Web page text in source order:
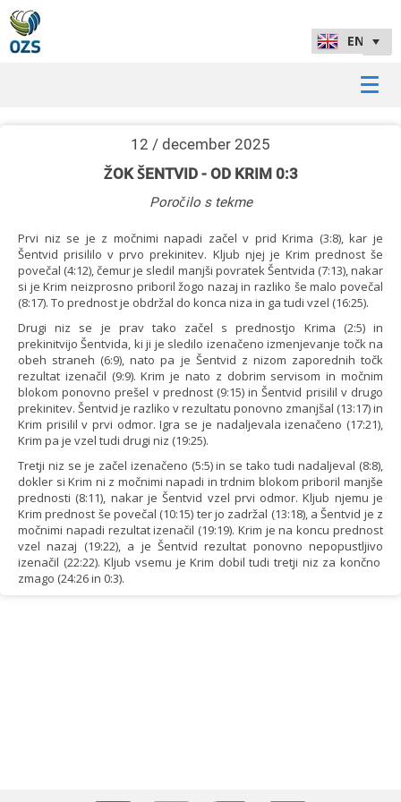
12 / december 2025
ŽOK ŠENTVID - OD KRIM 0:3
Poročilo s tekme
Prvi niz se je z močnimi napadi začel v prid Krima (3:8), kar je
Šentvid prisililo v prvo prekinitev. Kljub njej je Krim prednost še
povečal (4:12), čemur je sledil manjši povratek Šentvida (7:13), nakar
si je Krim neizprosno priboril žogo nazaj in razliko še malo povečal
(8:17). To prednost je obdržal do konca niza in ga tudi vzel (16:25).
Drugi niz se je prav tako začel s prednostjo Krima (2:5) in
prekinitvijo Šentvida, ki ji je sledilo izenačeno izmenjevanje točk na
obeh straneh (6:9), nato pa je Šentvid z nizom zaporednih točk
rezultat izenačil (9:9). Krim je nato z dobrim servisom in močnim
blokom ponovno prešel v prednost (9:15) in Šentvid prisilil v drugo
prekinitev. Šentvid je razliko v rezultatu ponovno zmanjšal (13:17) in
Krim prisilil v prvi odmor. Igra se je nadaljevala izenačeno (17:21),
Krim pa je vzel tudi drugi niz (19:25).
Tretji niz se je začel izenačeno (5:5) in se tako tudi nadaljeval (8:8),
dokler si Krim ni z močnimi napadi in trdnim blokom priboril manjše
prednosti (8:11), nakar je Šentvid vzel prvi odmor. Kljub njemu je
Krim prednost še povečal (10:15) ter jo zadržal (13:18), a Šentvid je z
močnimi napadi rezultat izenačil (19:19). Krim je na koncu prednost
vzel nazaj (19:22), a je Šentvid rezultat ponovno nepopustljivo
izenačil (22:22). Kljub vsemu je Krim dobil tudi tretji niz za končno
zmago (24:26 in 0:3).